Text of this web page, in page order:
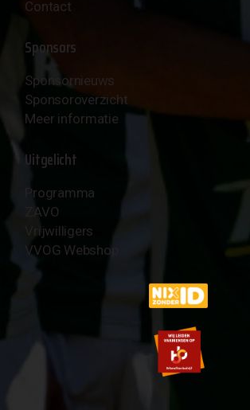
Contact
Sponsors
Sponsornieuws
Sponsoroverzicht
Meer informatie
Uitgelicht
Programma
ZAVO
Vrijwilligers
VVOG Webshop